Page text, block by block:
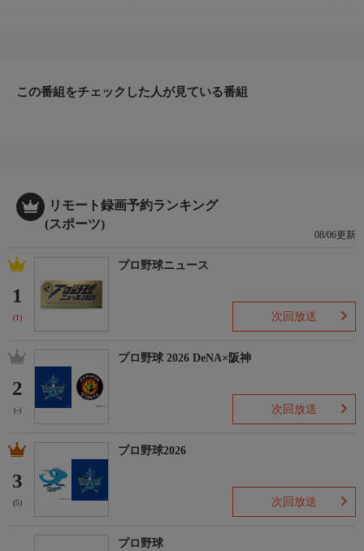
この番組をチェックした人が見ている番組
リモート録画予約ランキング
(スポーツ)
08/06更新
1
(1)
プロ野球ニュース
次回放送
2
(-)
プロ野球 2026 DeNA×阪神
次回放送
3
(5)
プロ野球2026
次回放送
プロ野球